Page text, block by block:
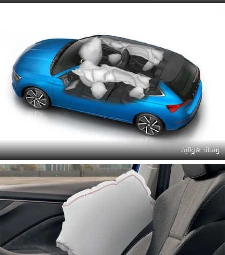
وسائد هوائية